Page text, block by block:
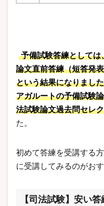
予備試験答練として
論文直前答練（短答発
という結果になりまし
アガルートの予備試験
法試験論文過去問セレ
た。
初めて答練を受講する
に受講してみるのがおす
【司法試験】安い